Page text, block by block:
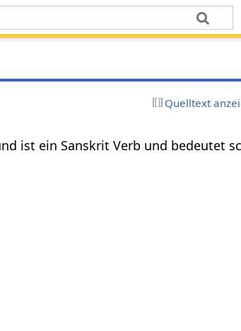
Quelltext
ist ein Sanskrit Verb und bedeutet